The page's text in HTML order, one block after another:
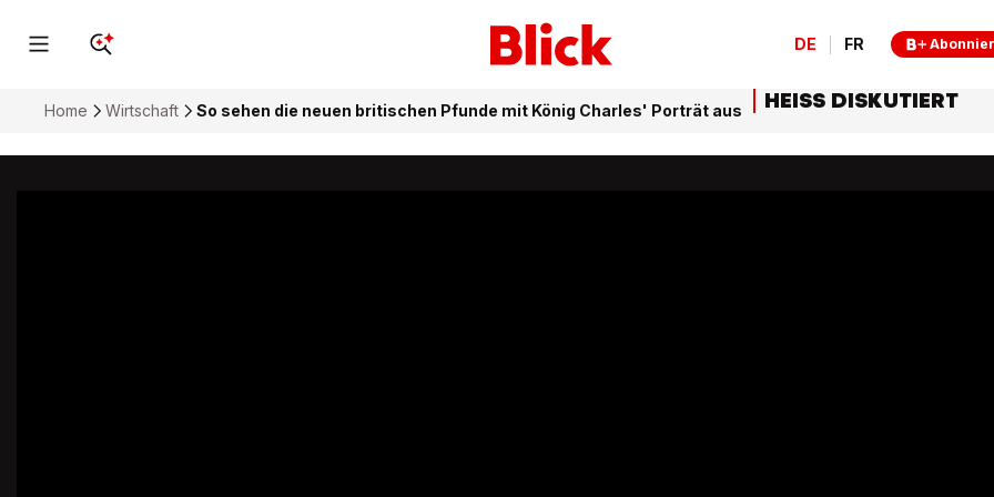
DE FR
Home Wirtschaft So sehen die neuen britischen Pfunde mit König Charles' Porträt aus HEISS DISKUTIERT